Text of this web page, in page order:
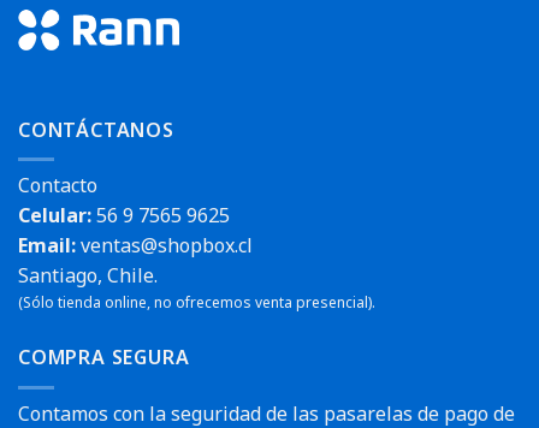
CONTÁCTANOS
Contacto
Celular:56 9 7565 9625
Email:ventas@shopbox.cl
Santiago, Chile.
(Sólo tienda online, no ofrecemos venta presencial).
COMPRA SEGURA
Contamos con la seguridad de las pasarelas de pago de